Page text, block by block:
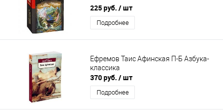
225 руб. / шт
Подробнее
Ефремов Таис Афинская П-Б Азбука-
классика
370 руб. / шт
Подробнее